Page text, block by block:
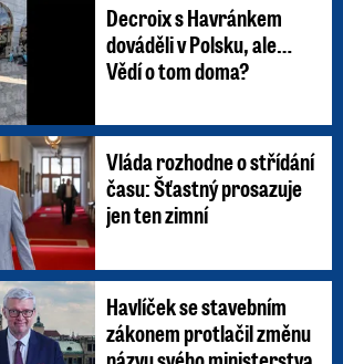
Decroix s Havránkem
dováděli v Polsku, ale…
Vědí o tom doma?
Vláda rozhodne o střídání
času: Šťastný prosazuje
jen ten zimní
Havlíček se stavebním
zákonem protlačil změnu